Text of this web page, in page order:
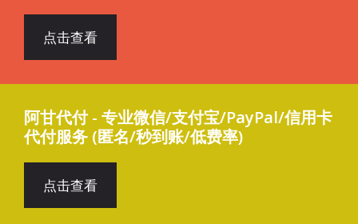
点击查看
阿甘代付 - 专业微信/支付宝/PayPal/信用卡
代付服务 (匿名/秒到账/低费率)
点击查看